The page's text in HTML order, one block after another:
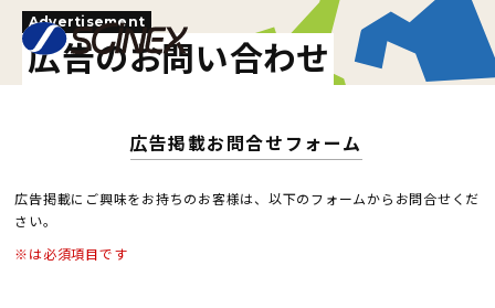
Advertisement
広告のお問い合わせ
広告掲載お問合せフォーム
広告掲載にご興味をお持ちのお客様は、以下のフォームからお問合せくだ
さい。
※は必須項目です